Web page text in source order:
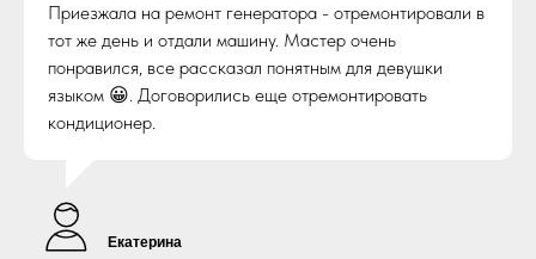
Приезжала на ремонт генератора - отремонтировали в
тот же день и отдали машину. Мастер очень
понравился, все рассказал понятным для девушки
языком 😀. Договорились еще отремонтировать
кондиционер.
Екатерина